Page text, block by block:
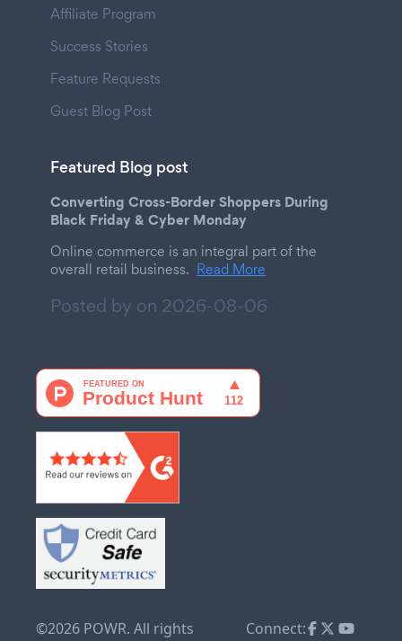
Affiliate Program
Success Stories
Feature Requests
Guest Blog Post
Featured Blog post
Converting Cross-Border Shoppers During
Black Friday & Cyber Monday
Online commerce is an integral part of the
overall retail business. Read More
Posted by on 2026-08-06
©2026 POWR. All rights
Connect: